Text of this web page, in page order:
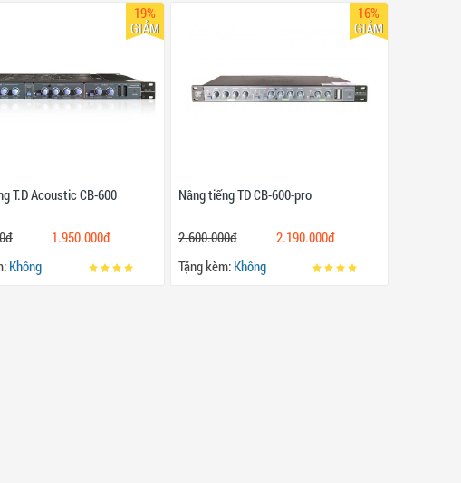
T.D Acoustic CB-600
1.950.000đ
Không
19%
GIẢM
Nâng tiếng TD CB-600-pro
2.600.000đ
2.190.000đ
Tặng kèm: Không
16%
GIẢM